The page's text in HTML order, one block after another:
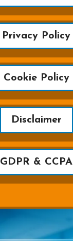
Privacy Policy
Cookie Policy
Disclaimer
GDPR & CCPA